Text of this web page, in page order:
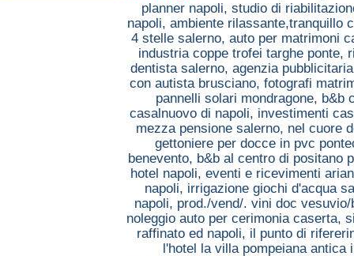
planner napoli, studio di
napoli, ambiente rilassante,tranquillo
4 stelle salerno, auto per matrimoni
industria coppe trofei targhe ponte,
dentista salerno, agenzia
con autista brusciano, fotografi
pannelli solari mondragone, b&b
casalnuovo di napoli, investimenti
mezza pensione salerno, nel cuore
gettoniere per docce in pvc
benevento, b&b al centro di positano
hotel napoli, eventi e ricevimenti
napoli, irrigazione giochi d'acqua
napoli, prod./vend/. vini doc
noleggio auto per cerimonia caserta,
raffinato ed napoli, il punto di
l'hotel la villa pompeiana